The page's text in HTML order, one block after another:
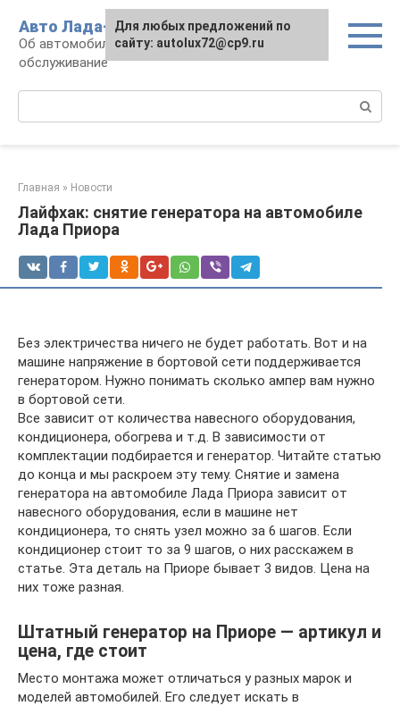
контенту
Авто Лада-люкс
Об автомобилях LADA: эксплуатация и
обслуживание
Главная » Новости
Лайфхак: снятие генератора на автомобиле
Лада Приора
Без электричества ничего не будет работать. Вот и на
машине напряжение в бортовой сети поддерживается
генератором. Нужно понимать сколько ампер вам нужно
в бортовой сети.
Все зависит от количества навесного оборудования,
кондиционера, обогрева и т.д. В зависимости от
комплектации подбирается и генератор. Читайте статью
до конца и мы раскроем эту тему. Снятие и замена
генератора на автомобиле Лада Приора зависит от
навесного оборудования, если в машине нет
кондиционера, то снять узел можно за 6 шагов. Если
кондиционер стоит то за 9 шагов, о них расскажем в
статье. Эта деталь на Приоре бывает 3 видов. Цена на
них тоже разная.
Штатный генератор на Приоре — артикул и
цена, где стоит
Место монтажа может отличаться у разных марок и
моделей автомобилей. Его следует искать в
Для любых предложений по
сайту: autolux72@cp9.ru